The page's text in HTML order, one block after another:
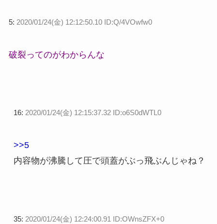
5: 2020/01/24(金) 12:12:50.10 ID:Q/4VOwfw0
破裂ってのがわからんな
16: 2020/01/24(金) 12:15:37.32 ID:o6S0dWTL0
>>5
内容物が沸騰して圧で頭蓋がぶっ飛ぶんじゃね？
35: 2020/01/24(金) 12:24:00.91 ID:OWnsZFX+0